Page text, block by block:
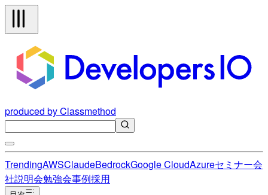
produced by Classmethod
TrendingAWSClaudeBedrockGoogle CloudAzureセミナー会
社説明会勉強会事例採用